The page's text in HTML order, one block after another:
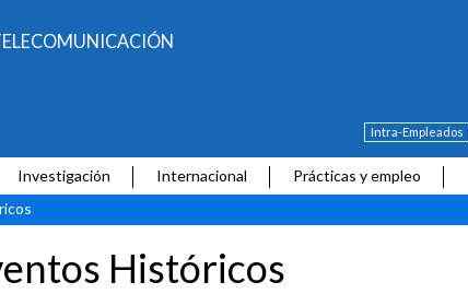
Intra-Empleados
Investigación Internacional
Prácticas y empleo
Históricos